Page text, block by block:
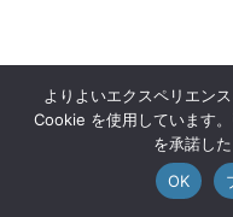
よりよいエクスペリエン
Cookie を使用しています
を承諾し
OK